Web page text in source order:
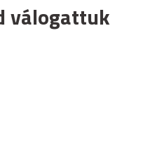
válogattuk